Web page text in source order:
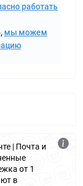
работать
мы можем
| Почта и
от 1
в